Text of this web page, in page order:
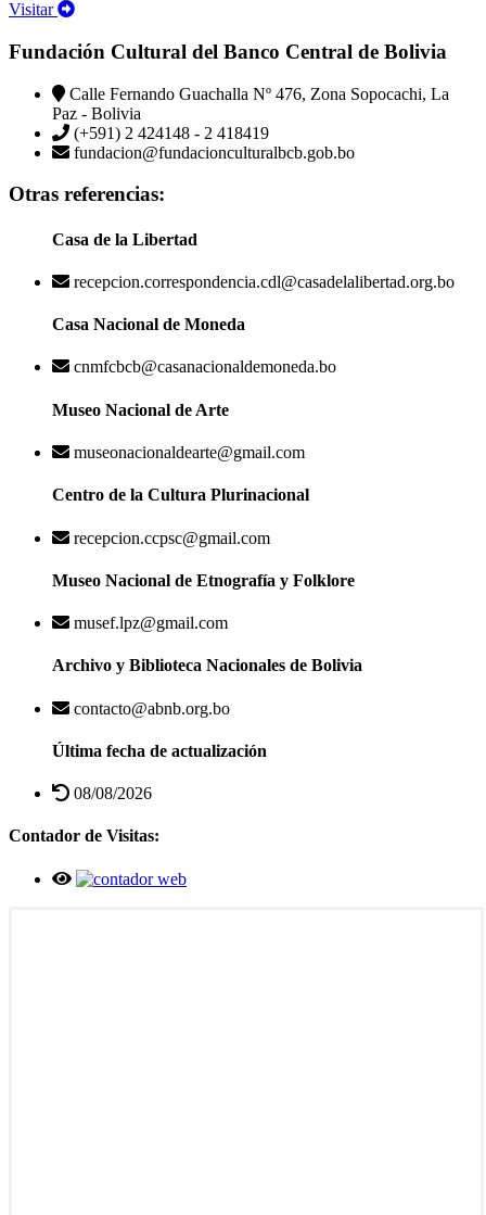
Visitar
Fundación Cultural del Banco Central de Bolivia
Calle Fernando Guachalla Nº 476, Zona Sopocachi, La
Paz - Bolivia
(+591) 2 424148 - 2 418419
fundacion@fundacionculturalbcb.gob.bo
Otras referencias:
Casa de la Libertad
recepcion.correspondencia.cdl@casadelalibertad.org.bo
Casa Nacional de Moneda
cnmfcbcb@casanacionaldemoneda.bo
Museo Nacional de Arte
museonacionaldearte@gmail.com
Centro de la Cultura Plurinacional
recepcion.ccpsc@gmail.com
Museo Nacional de Etnografía y Folklore
musef.lpz@gmail.com
Archivo y Biblioteca Nacionales de Bolivia
contacto@abnb.org.bo
Última fecha de actualización
08/08/2026
Contador de Visitas: